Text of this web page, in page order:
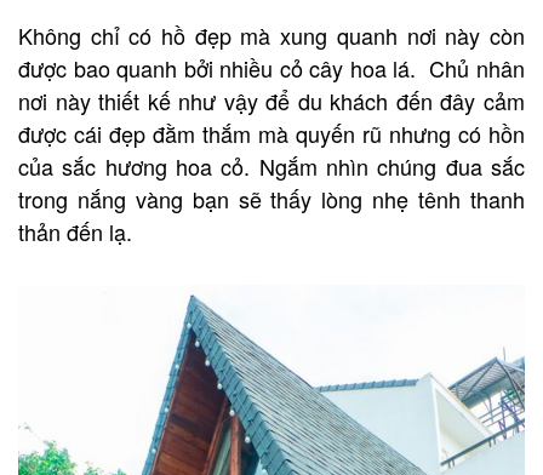
Không chỉ có hồ đẹp mà xung quanh nơi này còn
được bao quanh bởi nhiều cỏ cây hoa lá. Chủ nhân
nơi này thiết kế như vậy để du khách đến đây cảm
được cái đẹp đằm thắm mà quyến rũ nhưng có hồn
của sắc hương hoa cỏ. Ngắm nhìn chúng đua sắc
trong nắng vàng bạn sẽ thấy lòng nhẹ tênh thanh
thản đến lạ.